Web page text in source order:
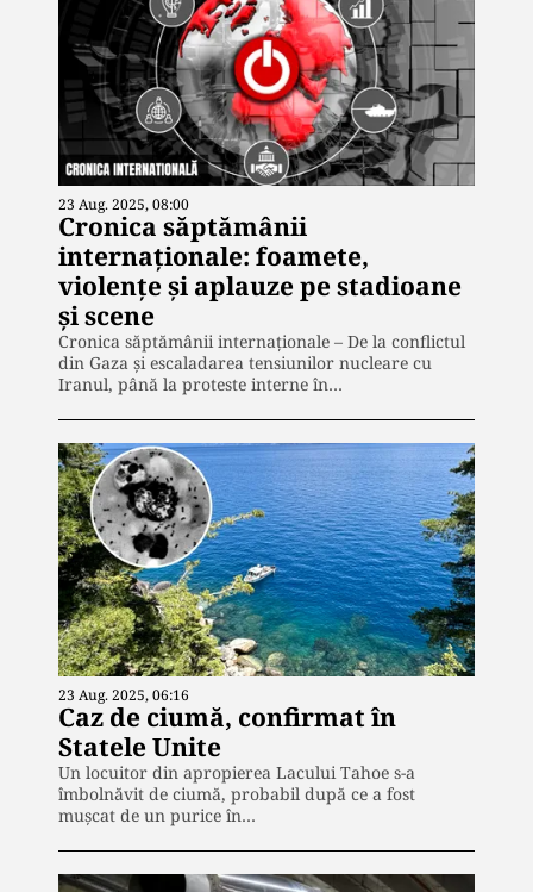
23 Aug. 2025, 08:00
Cronica săptămânii
internaționale: foamete,
violențe și aplauze pe stadioane
și scene
Cronica săptămânii internaționale – De la conflictul
din Gaza și escaladarea tensiunilor nucleare cu
Iranul, până la proteste interne în…
23 Aug. 2025, 06:16
Caz de ciumă, confirmat în
Statele Unite
Un locuitor din apropierea Lacului Tahoe s-a
îmbolnăvit de ciumă, probabil după ce a fost
mușcat de un purice în…